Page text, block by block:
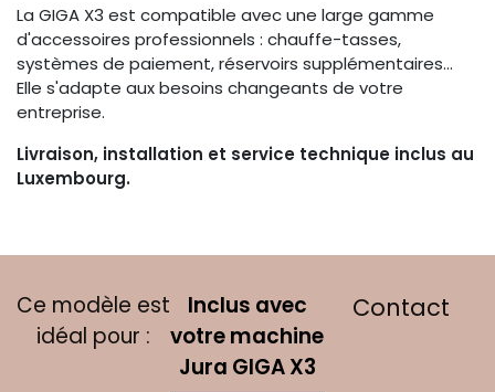
La GIGA X3 est compatible avec une large gamme
d'accessoires professionnels : chauffe-tasses,
systèmes de paiement, réservoirs supplémentaires...
Elle s'adapte aux besoins changeants de votre
entreprise.
Livraison, installation et service technique inclus au
Luxembourg.
C​e modèle est
idéal pour :
Inclus av​ec
votre machine
Jura ​GIGA X3
Contact